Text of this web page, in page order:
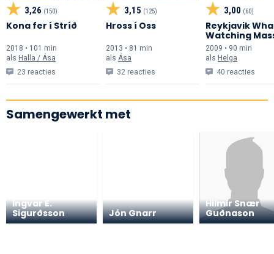
3,26 (150)
Kona fer í Stríð
2018 • 101 min
als Halla / Ása
23 reacties
3,15 (125)
Hross í Oss
2013 • 81 min
als Ása
32 reacties
3,00 (60)
Reykjavik
Watching
2009 • 90 min
als Helga
40 reacties
Samengewerkt met
Ingvar E.
Sigurðsson
Jón Gnarr
Hilmir Snær
Guðnason